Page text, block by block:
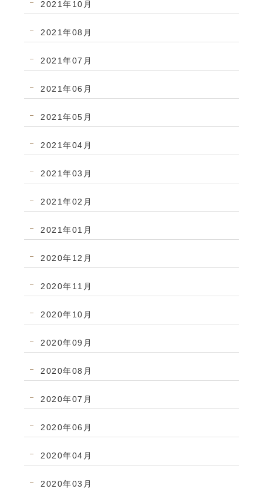
2021年10月
2021年08月
2021年07月
2021年06月
2021年05月
2021年04月
2021年03月
2021年02月
2021年01月
2020年12月
2020年11月
2020年10月
2020年09月
2020年08月
2020年07月
2020年06月
2020年04月
2020年03月